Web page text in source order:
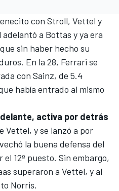
con Stroll, Vettel y
a Bottas y ya era
sin haber hecho su
En la 28, Ferrari se
con Sainz, de 5.4
había entrado al mismo
activa por detrás
Vettel, y se lanzó a por
la buena defensa del
12º puesto. Sin embargo,
superaron a Vettel, y al
Norris.